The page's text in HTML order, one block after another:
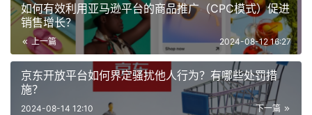
如何有效利用亚马逊平台的商品推广（CPC模式）促进
销售增长？
上一篇 2024-08-12 16:27
京东开放平台如何界定骚扰他人行为？有哪些处罚措
施？
下一篇
2024-08-14 12:10